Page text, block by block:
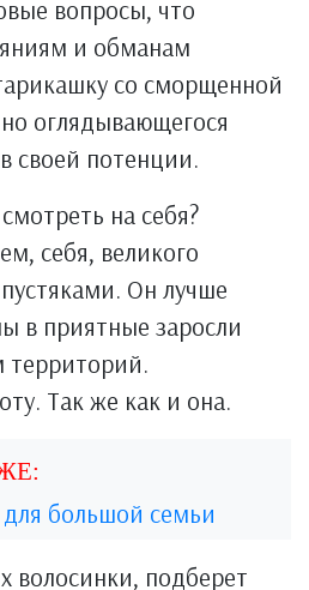
вопросы, что
и обманам
со сморщенной
оглядывающегося
своей потенции.
на себя?
себя, великого
Он лучше
в приятные заросли
территорий.
Так же как и она.
большой семьи
волосинки, подберет